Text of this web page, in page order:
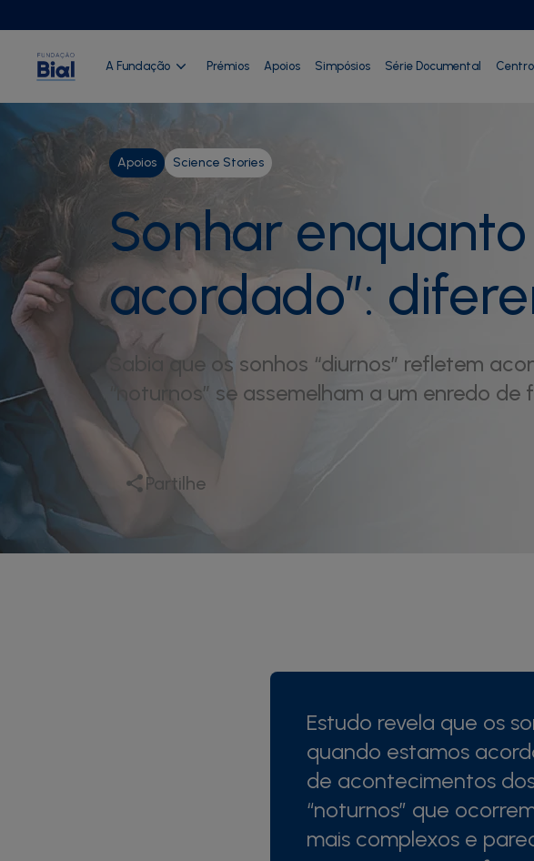
A Fundação Prémios Apoios Simpósios Série Documental
Apoios
Science Stories
Sonhar
acordado”:
Sabia que os sonhos “diurnos” refletem
“noturnos” se assemelham a um enredo de
Partilhe
Estudo revela que os
quando estamos
de acontecimentos
“noturnos” que
mais complexos e